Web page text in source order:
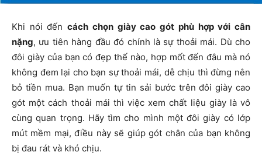
Khi nói đếncách chọn giày cao gót phù hợp với cân
nặng, ưu tiên hàng đầu đó chính là sự thoải mái. Dù cho
đôi giày của bạn có đẹp thế nào, hợp mốt đến đâu mà nó
không đem lại cho bạn sự thoải mái, dễ chịu thì đừng nên
bỏ tiền mua. Bạn muốn tự tin sải bước trên đôi giày cao
gót một cách thoải mái thì việc xem chất liệu giày là vô
cùng quan trọng. Hãy tìm cho mình một đôi giày có lớp
mút mềm mại, điều này sẽ giúp gót chân của bạn không
bị đau rát và khó chịu.